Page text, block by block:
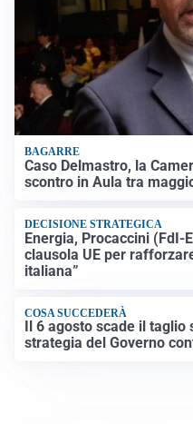
BAGARRE
Caso Delmastro, la
scontro in Aula tra
DECISIONE STRATEGICA
Energia, Procaccini (FdI-
clausola UE per
italiana”
COSA SUCCEDERÀ
Il 6 agosto scade il
strategia del Governo